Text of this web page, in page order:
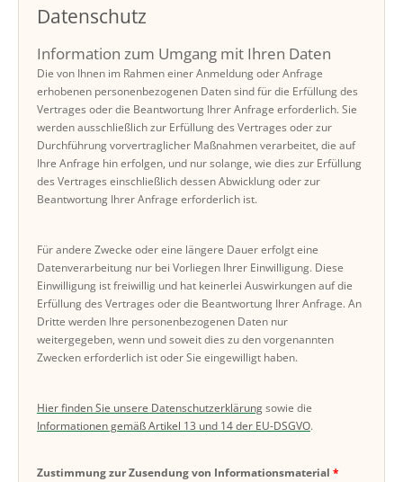
Datenschutz
Information zum Umgang mit Ihren Daten
Die von Ihnen im Rahmen einer Anmeldung oder Anfrage
erhobenen personenbezogenen Daten sind für die Erfüllung des
Vertrages oder die Beantwortung Ihrer Anfrage erforderlich. Sie
werden ausschließlich zur Erfüllung des Vertrages oder zur
Durchführung vorvertraglicher Maßnahmen verarbeitet, die auf
Ihre Anfrage hin erfolgen, und nur solange, wie dies zur Erfüllung
des Vertrages einschließlich dessen Abwicklung oder zur
Beantwortung Ihrer Anfrage erforderlich ist.
Für andere Zwecke oder eine längere Dauer erfolgt eine
Datenverarbeitung nur bei Vorliegen Ihrer Einwilligung. Diese
Einwilligung ist freiwillig und hat keinerlei Auswirkungen auf die
Erfüllung des Vertrages oder die Beantwortung Ihrer Anfrage. An
Dritte werden Ihre personenbezogenen Daten nur
weitergegeben, wenn und soweit dies zu den vorgenannten
Zwecken erforderlich ist oder Sie eingewilligt haben.
Hier finden Sie unsere Datenschutzerklärungsowie die
Informationen gemäß Artikel 13 und 14 der EU-DSGVO.
Zustimmung zur Zusendung von Informationsmaterial